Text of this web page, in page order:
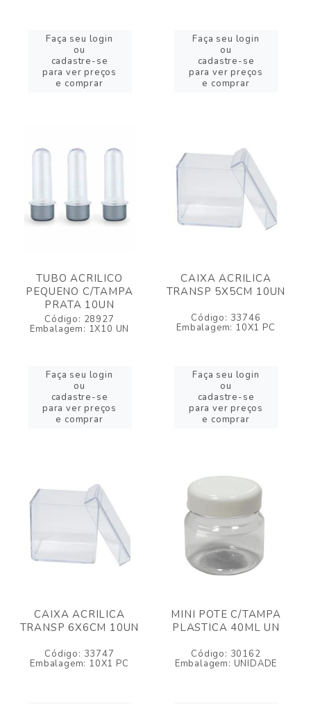
Faça seu login
ou
cadastre-se
para ver preços
e comprar
Faça seu login
ou
cadastre-se
para ver preços
e comprar
TUBO ACRILICO
PEQUENO C/TAMPA
PRATA 10UN
Código: 28927
Embalagem: 1X10 UN
Faça seu login
ou
cadastre-se
para ver preços
e comprar
CAIXA ACRILICA
TRANSP 5X5CM 10UN
Código: 33746
Embalagem: 10X1 PC
Faça seu login
ou
cadastre-se
para ver preços
e comprar
CAIXA ACRILICA
TRANSP 6X6CM 10UN
Código: 33747
Embalagem: 10X1 PC
MINI POTE C/TAMPA
PLASTICA 40ML UN
Código: 30162
Embalagem: UNIDADE